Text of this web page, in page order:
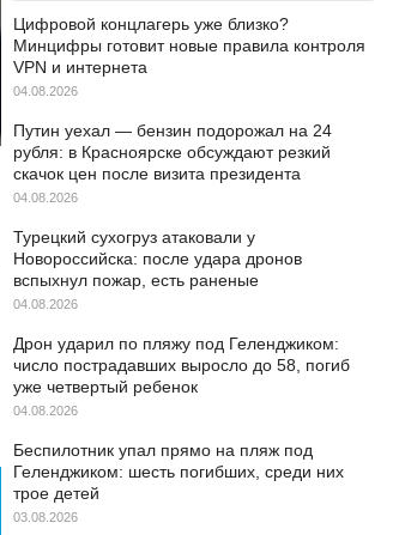
Цифровой концлагерь уже близко?
Минцифры готовит новые правила контроля
VPN и интернета
04.08.2026
Путин уехал — бензин подорожал на 24
рубля: в Красноярске обсуждают резкий
скачок цен после визита президента
04.08.2026
Турецкий сухогруз атаковали у
Новороссийска: после удара дронов
вспыхнул пожар, есть раненые
04.08.2026
Дрон ударил по пляжу под Геленджиком:
число пострадавших выросло до 58, погиб
уже четвертый ребенок
04.08.2026
Беспилотник упал прямо на пляж под
Геленджиком: шесть погибших, среди них
трое детей
03.08.2026